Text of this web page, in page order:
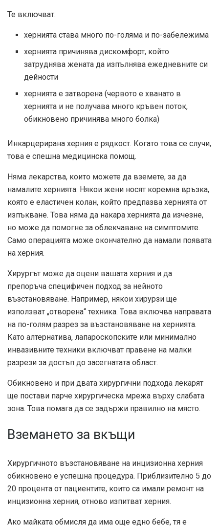
Те включват:
хернията става много по-голяма и по-забележима
хернията причинява дискомфорт, който
затруднява жената да изпълнява ежедневните си
дейности
хернията е затворена (червото е хванато в
хернията и не получава много кръвен поток,
обикновено причинява много болка)
Инкарцерирана херния е рядкост. Когато това се случи,
това е спешна медицинска помощ.
Няма лекарства, които можете да вземете, за да
намалите хернията. Някои жени носят коремна връзка,
която е еластичен колан, който предпазва хернията от
изпъкване. Това няма да накара хернията да изчезне,
но може да помогне за облекчаване на симптомите.
Само операцията може окончателно да намали появата
на херния.
Хирургът може да оцени вашата херния и да
препоръча специфичен подход за нейното
възстановяване. Например, някои хирурзи ще
използват „отворена“ техника. Това включва направата
на по-голям разрез за възстановяване на хернията.
Като алтернатива, лапароскопските или минимално
инвазивните техники включват правене на малки
разрези за достъп до засегнатата област.
Обикновено и при двата хирургични подхода лекарят
ще постави парче хирургическа мрежа върху слабата
зона. Това помага да се задържи правилно на място.
Вземането за вкъщи
Хирургичното възстановяване на инцизионна херния
обикновено е успешна процедура. Приблизително 5 до
20 процента от пациентите, които са имали ремонт на
инцизионна херния, отново изпитват херния.
Ако майката обмисля да има още едно бебе, тя е